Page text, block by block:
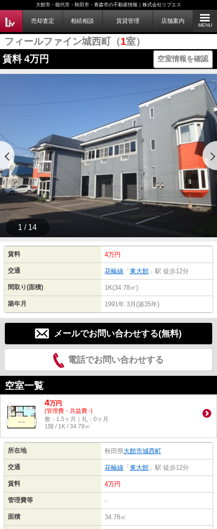
大館市・能代市・秋田市・青森市の不動産情報｜株式会社リブエス
売却査定 相続相談 賃貸管理 店舗案内
MENU
フィールファイン城西町（1室）
賃料 4万円 空室情報を確認
1 / 14
賃料 4万円
交通 花輪線 「 東大館 」駅 徒歩12分
間取り(面積) 1K(34.78㎡)
築年月 1991年 3月(築35年)
メールでお問い合わせする(無料)
電話でお問い合わせする
空室一覧
4万円
(管理費・共益費 -)
敷：1.5ヶ月｜礼：0ヶ月
1階 / 1K / 34.78㎡
所在地 秋田県大館市城西町
交通 花輪線 「 東大館 」駅 徒歩12分
賃料 4万円
管理費等 -
面積 34.78㎡